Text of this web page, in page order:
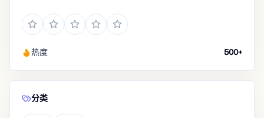
热度 500+
分类